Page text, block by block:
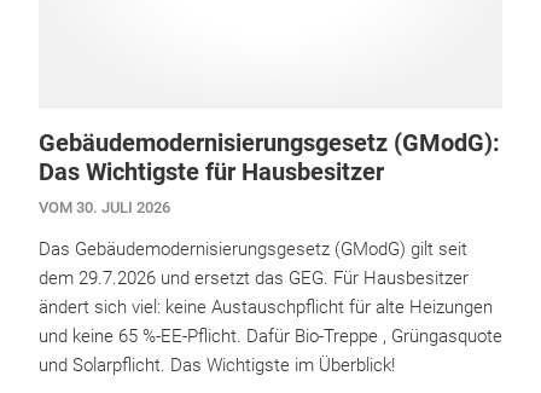
Gebäudemodernisierungsgesetz (GModG):
Das Wichtigste für Hausbesitzer
VOM 30. JULI 2026
Das Gebäudemodernisierungsgesetz (GModG) gilt seit
dem 29.7.2026 und ersetzt das GEG. Für Hausbesitzer
ändert sich viel: keine Austauschpflicht für alte Heizungen
und keine 65 %-EE-Pflicht. Dafür Bio-Treppe , Grüngasquote
und Solarpflicht. Das Wichtigste im Überblick!